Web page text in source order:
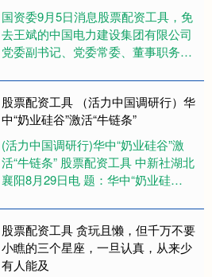
国资委9月5日消息股票配资工具，免
去王斌的中国电力建设集团有限公司
党委副书记、党委常委、董事职务，
总经理职务，退休。 王斌，男，....
股票配资工具 （活力中国调研行）华
中“奶业硅谷”激活“牛链条”
(活力中国调研行)华中“奶业硅谷”激
活“牛链条” 股票配资工具 中新社湖北
襄阳8月29日电 题：华中“奶业硅
冬暖夏凉的“....
股票配资工具 贪玩且懒，但千万不要
小瞧的三个星座，一旦认真，从来少
有人能及